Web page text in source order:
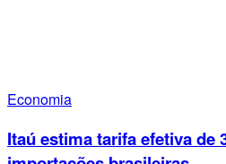
Economia
Itaú estima tarifa efetiva de